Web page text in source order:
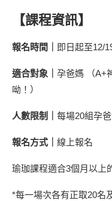
【課程資訊】
報名時間｜ 即日起至12/
適合對象｜ 孕爸媽 （A+
呦！）
人數限制｜ 每場20組孕
報名方式｜ 線上報名
瑜珈課程適合3個月以上
*每一場次各有正取20名